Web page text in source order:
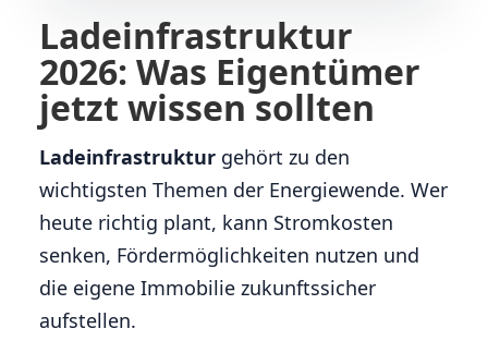
Ladeinfrastruktur
2026: Was Eigentümer
jetzt wissen sollten
Ladeinfrastruktur gehört zu den
wichtigsten Themen der Energiewende. Wer
heute richtig plant, kann Stromkosten
senken, Fördermöglichkeiten nutzen und
die eigene Immobilie zukunftssicher
aufstellen.